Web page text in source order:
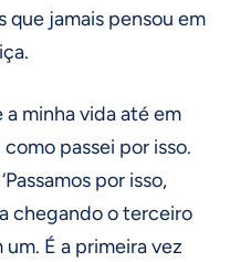
que jamais pensou em
a minha vida até em
passei por isso.
por isso,
chegando o terceiro
É a primeira vez